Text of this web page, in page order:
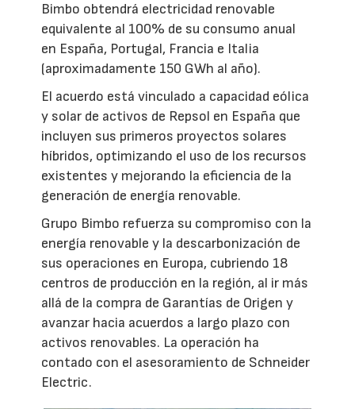
Bimbo obtendrá electricidad renovable
equivalente al 100% de su consumo anual
en España, Portugal, Francia e Italia
(aproximadamente 150 GWh al año).
El acuerdo está vinculado a capacidad eólica
y solar de activos de Repsol en España que
incluyen sus primeros proyectos solares
híbridos, optimizando el uso de los recursos
existentes y mejorando la eficiencia de la
generación de energía renovable.
Grupo Bimbo refuerza su compromiso con la
energía renovable y la descarbonización de
sus operaciones en Europa, cubriendo 18
centros de producción en la región, al ir más
allá de la compra de Garantías de Origen y
avanzar hacia acuerdos a largo plazo con
activos renovables. La operación ha
contado con el asesoramiento de Schneider
Electric.